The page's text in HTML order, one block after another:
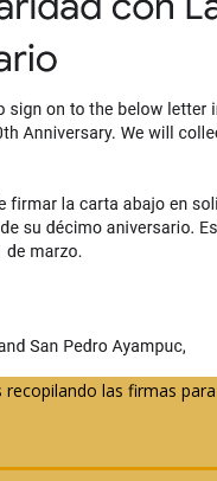
las firmas